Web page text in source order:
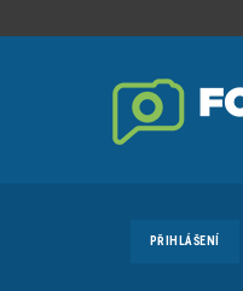
PŘIHLÁŠENÍ